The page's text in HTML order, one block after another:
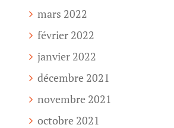
mars 2022
février 2022
janvier 2022
décembre 2021
novembre 2021
octobre 2021